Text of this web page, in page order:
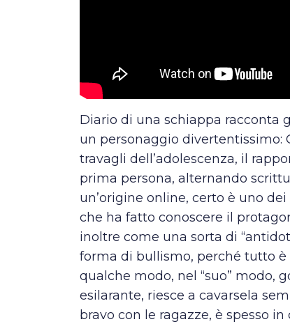
Diario di una schiappa racconta
un personaggio divertentissimo:
travagli dell’adolescenza, il
prima persona, alternando
un’origine online, certo è uno
che ha fatto conoscere il
inoltre come una sorta di
forma di bullismo, perché tutto è
qualche modo, nel “suo” modo,
esilarante, riesce a cavarsela
bravo con le ragazze, è spesso